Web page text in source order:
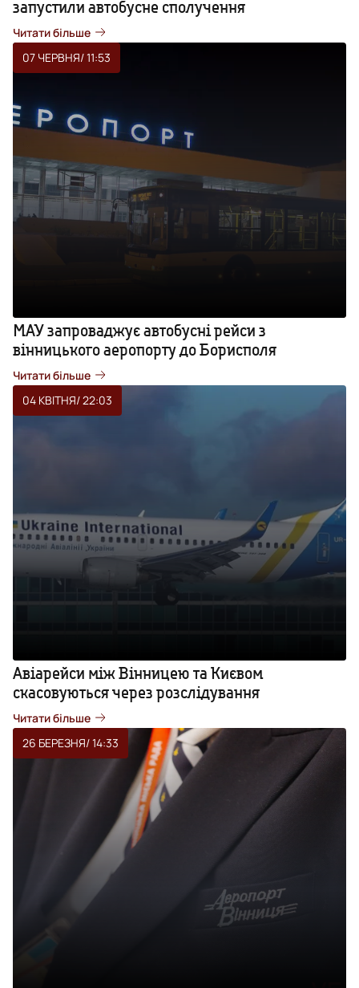
запустили автобусне сполучення
Читати більше
07 ЧЕРВНЯ/ 11:53
МАУ запроваджує автобусні рейси з
вінницького аеропорту до Борисполя
Читати більше
04 КВІТНЯ/ 22:03
Авіарейси між Вінницею та Києвом
скасовуються через розслідування
Читати більше
26 БЕРЕЗНЯ/ 14:33